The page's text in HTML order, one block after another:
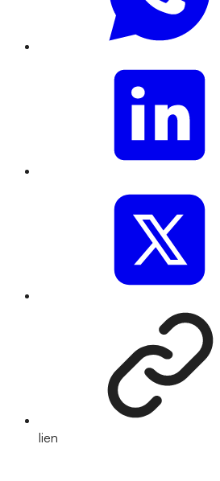
lien